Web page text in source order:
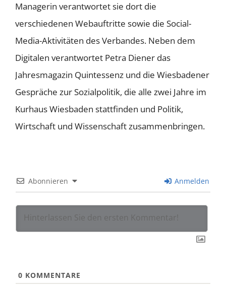
Managerin verantwortet sie dort die
verschiedenen Webauftritte sowie die Social-
Media-Aktivitäten des Verbandes. Neben dem
Digitalen verantwortet Petra Diener das
Jahresmagazin Quintessenz und die Wiesbadener
Gespräche zur Sozialpolitik, die alle zwei Jahre im
Kurhaus Wiesbaden stattfinden und Politik,
Wirtschaft und Wissenschaft zusammenbringen.
Abonnieren Anmelden
0 KOMMENTARE